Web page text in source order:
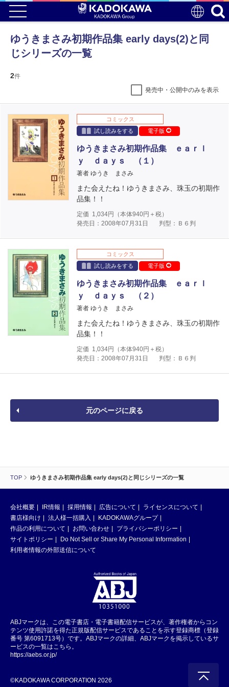
TOP ゆうきまさみ初期作品集 early days(2)と同じシリーズの一覧
ゆうきまさみ初期作品集 early days(2)と同
じシリーズの一覧
2件
発売中・公開中のみを表示
コミックス
試し読みをする
電子版
ゆうきまさみ初期作品集 ｅａｒｌ
ｙ ｄａｙｓ （１）
著者 ゆうき まさみ
また会えたね！ゆうきまさみ、珠玉の初期作
品集！！
定価 1,034円（本体940円＋税）
発売日：2008年07月31日
判型：Ｂ６判
コミックス
試し読みをする
電子版
ゆうきまさみ初期作品集 ｅａｒｌ
ｙ ｄａｙｓ （２）
著者 ゆうき まさみ
また会えたね！ゆうきまさみ、珠玉の初期作
品集！！
定価 1,034円（本体940円＋税）
発売日：2008年07月31日
判型：Ｂ６判
元のページに戻る
会社概要 IR情報 採用情報 広告について
ライセンスについて
書店様向け
法人様一括購入
KADOKAWAグループ
作品の利用について
お問い合わせ
プライバシーポリシー
サイトポリシー
Do Not Sell or Share My Personal Information
利用者情報の外部送信について
ABJマークは、この電子書店・電子書籍配信サービスが、著作権者からコン
テンツ使用許諾を得た正規版配信サービスであることを示す登録商標（登録
番号 第6091713号）です。ABJマークの詳細、ABJマークを掲示しているサ
ービスの一覧はこちら。
https://aebs.or.jp/
©KADOKAWA CORPORATION 2026